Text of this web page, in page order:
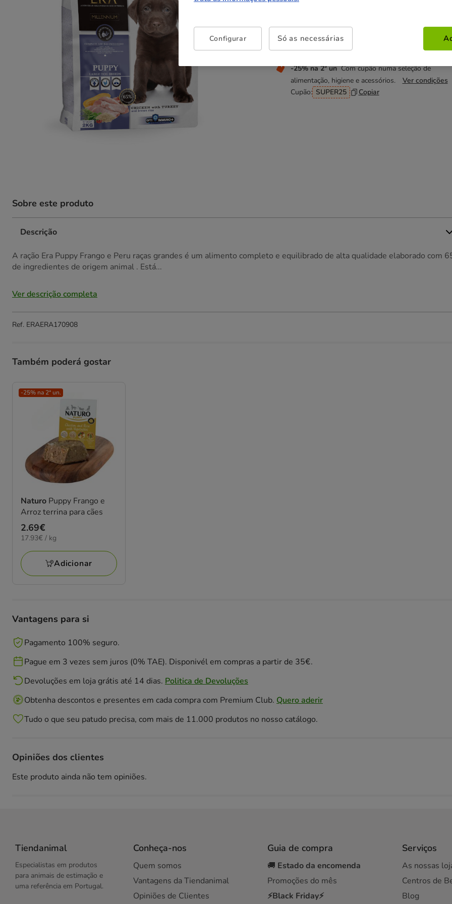
Não perca esta promoção
-25% na 2ª un Com cupão numa seleção de
alimentação, higiene e acessórios.
Ver condições
Cupão: SUPER25 Copiar
Sobre este produto
Descrição
A ração Era Puppy Frango e Peru raças grandes é um alimento completo e equilibrado de alta qualidade elaborado com
de ingredientes de origem animal . Está...
Ver descrição completa
Ref. ERAERA170908
Também poderá gostar
-25% na 2ª un.
Naturo Puppy Frango e
Arroz terrina para cães
Preço
2.69€
2.69€
17.93€
KG
17.93€ / kg
Adicionar
Vantagens para si
Pagamento 100% seguro.
Pague em 3 vezes sem juros (0% TAE). Disponivél em compras a partir de 35€.
Devoluções em loja grátis até 14 dias. Politica de Devoluções
Obtenha descontos e presentes em cada compra com Premium Club. Quero aderir
Tudo o que seu patudo precisa, com mais de 11.000 produtos no nosso catálogo.
Opiniões dos clientes
Este produto ainda não tem opiniões.
Tiendanimal
Especialistas em produtos
para animais de estimação e
uma referência em Portugal.
Conheça-nos
Quem somos
Vantagens da Tiendanimal
Opiniões de Clientes
Guia de compra
🚚 Estado da encomenda
Promoções do mês
⚡Black Friday⚡
Serviços
As nossas
Centros de
Blog
Configurar Só as necessárias